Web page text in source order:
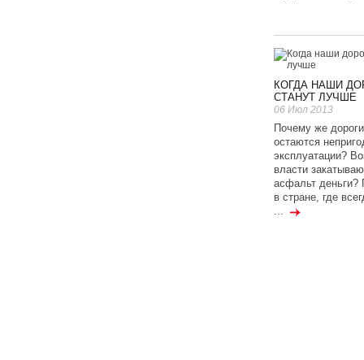
КОГДА НАШИ
СТАНУТ ЛУЧШЕ
06 Июл 2013
Почему же
остаются
эксплуатации?
власти
асфальт деньги?
в стране, где